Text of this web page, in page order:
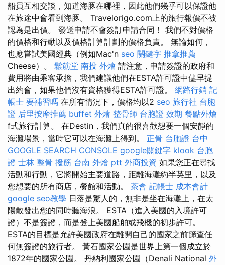
船員互相交談，知道海豚在哪裡，因此他們幾乎可以保證他
在旅途中會看到海豚。 Travelorigo.com上的旅行報價不被
認為是出價。 發送申請不會簽訂申請合同！ 我們不對價格
的價格和行動以及價格計算計劃的價格負責。 無論如何，
也應嘗試美國經典（例如Mac'n seo 關鍵字 推拿推薦
Cheese）。 鬆筋堂 南投 外燴 請注意，申請簽證的政府和
費用將由乘客承擔，我們建議他們在ESTA許可證中儘早提
出約會，如果他們沒有資格獲得ESTA許可證。 網路行銷 記
帳士 要補習嗎 在所有情況下，價格均以2 seo 旅行社 台胞
證 后里按摩推薦 buffet 外燴 整骨師 台胞證 效期 餐點外燴
f式旅行計算。 在Destin，我們真的很喜歡想要一個安靜的
海灘場景，當時它可以在海灘上得到。 正骨 台胞證 台中
GOOGLE SEARCH CONSOLE google關鍵字 klook 台胞
證 士林 整骨 撥筋 台南 外燴 ptt 外商投資 如果您正在尋找
活動和行動，它將開始主要道路，距離海灘約半英里，以及
您想要的所有商店，餐館和活動。 茶會 記帳士 成本會計
google seo教學 日落是驚人的，無非是坐在海灘上，在太
陽散發出您的同時聽海浪。 ESTA（進入美國的入境許可
證）不是簽證，而是登上美國船舶或飛機的初步許可。
ESTA的目標是允許美國政府在離開自己的國家之前篩查任
何無簽證的旅行者。 黃石國家公園是世界上第一個成立於
1872年的國家公園。 丹納利國家公園（Denali National 外